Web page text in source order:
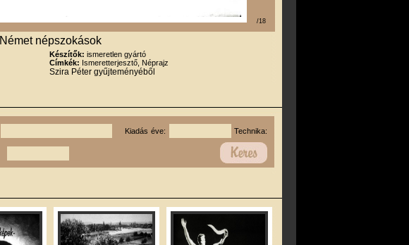
/18
Német népszokások
Készítők: ismeretlen gyártó
Címkék: Ismeretterjesztő, Néprajz
Szira Péter gyűjteményéből
Kiadás éve: Technika: